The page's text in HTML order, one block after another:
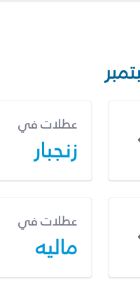
عطلات في
زنجبار
عطلات في
ماليه